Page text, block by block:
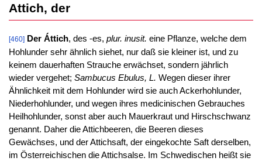
Attich, der
[460] Der Áttich, des -es, plur. inusit. eine Pflanze, welche dem
Hohlunder sehr ähnlich siehet, nur daß sie kleiner ist, und zu
keinem dauerhaften Strauche erwächset, sondern jährlich
wieder vergehet; Sambucus Ebulus, L. Wegen dieser ihrer
Ähnlichkeit mit dem Hohlunder wird sie auch Ackerhohlunder,
Niederhohlunder, und wegen ihres medicinischen Gebrauches
Heilhohlunder, sonst aber auch Mauerkraut und Hirschschwanz
genannt. Daher die Attichbeeren, die Beeren dieses
Gewächses, und der Attichsaft, der eingekochte Saft derselben,
im Österreichischen die Attichsalse. Im Schwedischen heißt sie